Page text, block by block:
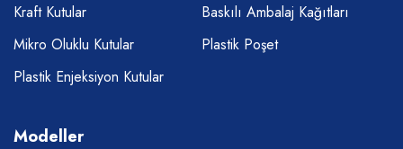
Kraft Kutular
Mikro Oluklu Kutular
Plastik Enjeksiyon Kutular
Baskılı Ambalaj Kağıtları
Plastik Poşet
Modeller